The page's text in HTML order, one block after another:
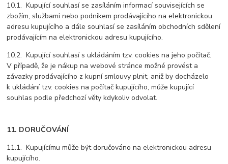
10.1. Kupující souhlasí se zasíláním informací souvisejících se
zbožím, službami nebo podnikem prodávajícího na elektronickou
adresu kupujícího a dále souhlasí se zasíláním obchodních sdělení
prodávajícím na elektronickou adresu kupujícího.
10.2. Kupující souhlasí s ukládáním tzv. cookies na jeho počítač.
V případě, že je nákup na webové stránce možné provést a
závazky prodávajícího z kupní smlouvy plnit, aniž by docházelo
k ukládání tzv. cookies na počítač kupujícího, může kupující
souhlas podle předchozí věty kdykoliv odvolat.
11. DORUČOVÁNÍ
11.1. Kupujícímu může být doručováno na elektronickou adresu
kupujícího.